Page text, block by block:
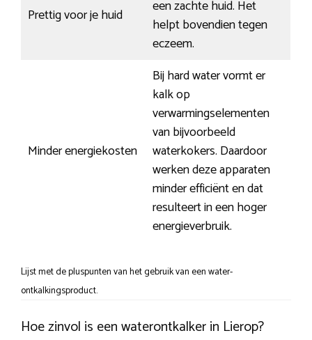
Prettig voor je huid
een zachte huid. Het
helpt bovendien tegen
eczeem.
Minder energiekosten
Bij hard water vormt er
kalk op
verwarmingselementen
van bijvoorbeeld
waterkokers. Daardoor
werken deze apparaten
minder efficiënt en dat
resulteert in een hoger
energieverbruik.
Lijst met de pluspunten van het gebruik van een water-
ontkalkingsproduct.
Hoe zinvol is een waterontkalker in Lierop?